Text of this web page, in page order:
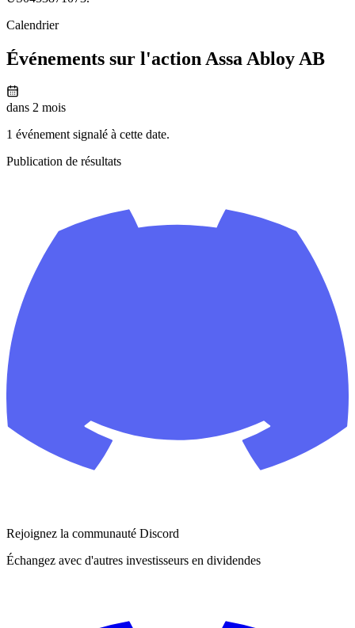
Calendrier
Événements sur l'action Assa Abloy AB
dans 2 mois
1 événement signalé à cette date.
Publication de résultats
Rejoignez la communauté Discord
Échangez avec d'autres investisseurs en dividendes